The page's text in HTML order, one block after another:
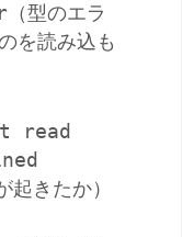
（型のエラ
を読み込も
read
起きたか）